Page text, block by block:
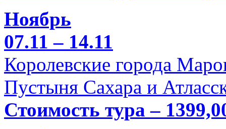
Ноябрь
07.11 – 14.11
Королевские города
Пустыня Сахара и
Стоимость тура –